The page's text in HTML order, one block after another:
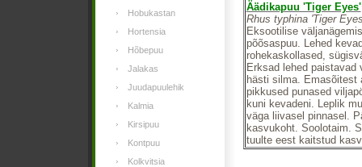
Hobukastan
Hortensia
Hõbepuu
Jalakas
Juudapuulehik
Kalmia
Kirsipuu
Kontpuu
Kolkvitsia
Äädikapuu 'Tiger Eyes'
Rhus typhina 'Tiger
Eksootilise
põõsaspuu. Lehed
rohekaskollased,
Erksad lehed paistavad
hästi silma. Emasõitest
pikkused punased
kuni kevadeni. Leplik
väga liivasel pinnasel.
kasvukoht. Soolotaim.
tuulte eest kaitstud